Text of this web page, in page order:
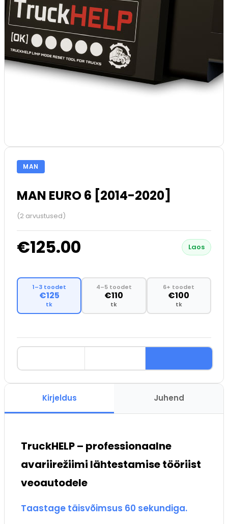
MAN
MAN EURO 6 [2014-2020]
(2 arvustused)
€125.00 Laos
1–3 toodet
€125
tk
4–5 toodet
€110
tk
6+ toodet
€100
tk
Kirjeldus Juhend
TruckHELP – professionaalne
avariirežiimi lähtestamise tööriist
veoautodele
Taastage täisvõimsus 60 sekundiga.